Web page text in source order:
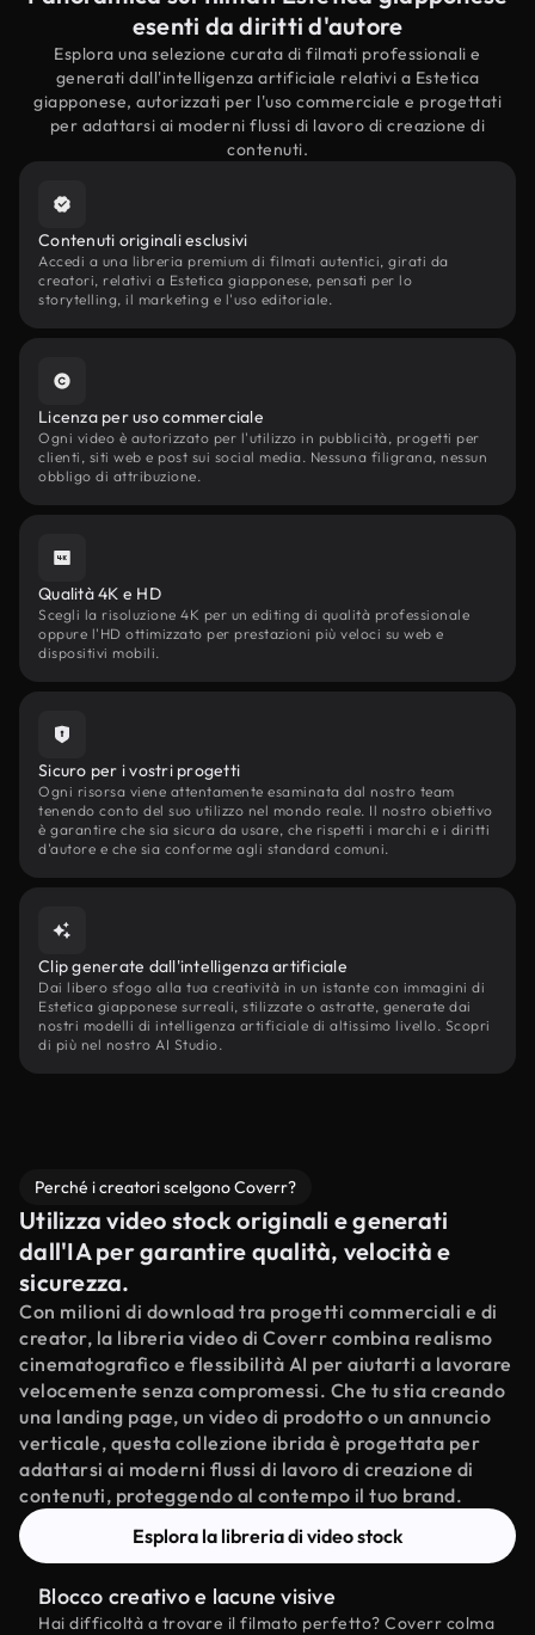
esenti da diritti d'autore
Esplora una selezione curata di filmati professionali e
generati dall'intelligenza artificiale relativi a Estetica
giapponese, autorizzati per l'uso commerciale e progettati
per adattarsi ai moderni flussi di lavoro di creazione di
contenuti.
Contenuti originali esclusivi
Accedi a una libreria premium di filmati autentici, girati da
creatori, relativi a Estetica giapponese, pensati per lo
storytelling, il marketing e l'uso editoriale.
Licenza per uso commerciale
Ogni video è autorizzato per l'utilizzo in pubblicità, progetti per
clienti, siti web e post sui social media. Nessuna filigrana, nessun
obbligo di attribuzione.
Qualità 4K e HD
Scegli la risoluzione 4K per un editing di qualità professionale
oppure l'HD ottimizzato per prestazioni più veloci su web e
dispositivi mobili.
Sicuro per i vostri progetti
Ogni risorsa viene attentamente esaminata dal nostro team
tenendo conto del suo utilizzo nel mondo reale. Il nostro obiettivo
è garantire che sia sicura da usare, che rispetti i marchi e i diritti
d'autore e che sia conforme agli standard comuni.
Clip generate dall'intelligenza artificiale
Dai libero sfogo alla tua creatività in un istante con immagini di
Estetica giapponese surreali, stilizzate o astratte, generate dai
nostri modelli di intelligenza artificiale di altissimo livello. Scopri
di più nel nostro AI Studio.
Perché i creatori scelgono Coverr?
Utilizza video stock originali e generati
dall'IA per garantire qualità, velocità e
sicurezza.
Con milioni di download tra progetti commerciali e di
creator, la libreria video di Coverr combina realismo
cinematografico e flessibilità AI per aiutarti a lavorare
velocemente senza compromessi. Che tu stia creando
una landing page, un video di prodotto o un annuncio
verticale, questa collezione ibrida è progettata per
adattarsi ai moderni flussi di lavoro di creazione di
contenuti, proteggendo al contempo il tuo brand.
Esplora la libreria di video stock
Blocco creativo e lacune visive
Hai difficoltà a trovare il filmato perfetto? Coverr colma